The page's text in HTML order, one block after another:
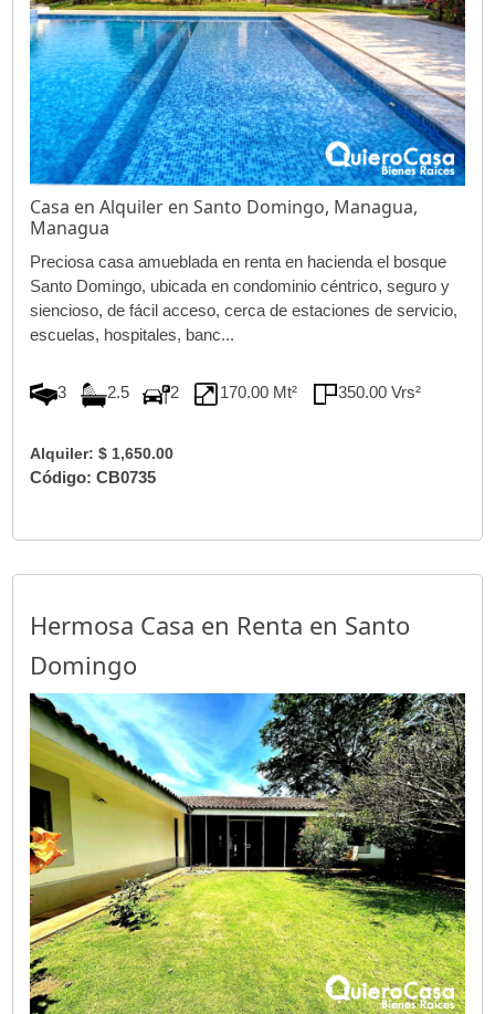
Casa en Alquiler en Santo Domingo, Managua,
Managua
Preciosa casa amueblada en renta en hacienda el bosque
Santo Domingo, ubicada en condominio céntrico, seguro y
siencioso, de fácil acceso, cerca de estaciones de servicio,
escuelas, hospitales, banc...
3 2.5 2 170.00 Mt² 350.00 Vrs²
Alquiler: $ 1,650.00
Código: CB0735
Hermosa Casa en Renta en Santo
Domingo